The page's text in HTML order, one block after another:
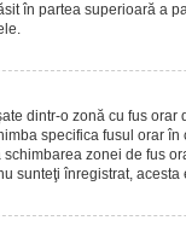
în partea superioară a
dintr-o zonă cu fus orar
specifica fusul orar
zonei de fus
sunteţi înregistrat, acesta